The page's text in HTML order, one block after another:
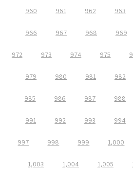
960 961 962 963
966 967 968 969
972 973 974 975
979 980 981 982
985 986 987 988
991 992 993 994
997 998 999 1,000
1,003 1,004 1,005